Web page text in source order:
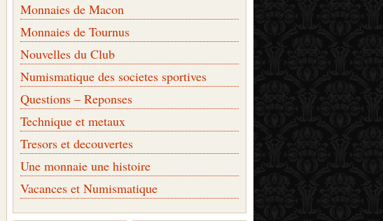
Monnaies de Macon
Monnaies de Tournus
Nouvelles du Club
Numismatique des societes sportives
Questions – Reponses
Technique et metaux
Tresors et decouvertes
Une monnaie une histoire
Vacances et Numismatique